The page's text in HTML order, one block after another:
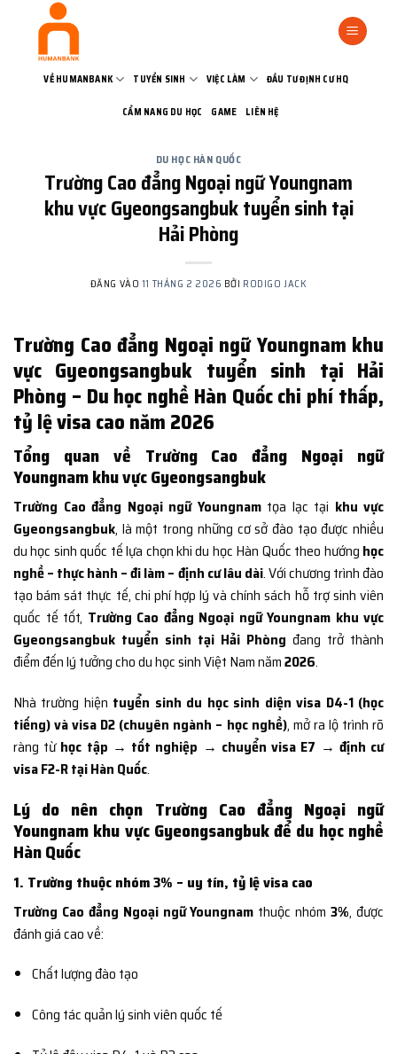
VỀ HUMANBANK TUYỂN SINH VIỆC LÀM ĐẦU TƯ ĐỊNH CƯ HQ
CẨM NANG DU HỌC GAME LIÊN HỆ
DU HỌC HÀN QUỐC
Trường Cao đẳng Ngoại ngữ Youngnam
khu vực Gyeongsangbuk tuyển sinh tại
Hải Phòng
ĐĂNG VÀO 11 THÁNG 2 2026 BỞI RODIGO JACK
Trường Cao đẳng Ngoại ngữ Youngnam khu
vực Gyeongsangbuk tuyển sinh tại Hải
Phòng – Du học nghề Hàn Quốc chi phí thấp,
tỷ lệ visa cao năm 2026
Tổng quan về Trường Cao đẳng Ngoại ngữ
Youngnam khu vực Gyeongsangbuk
Trường Cao đẳng Ngoại ngữ Youngnamtọa lạc tại khu vực
Gyeongsangbuk, là một trong những cơ sở đào tạo được nhiều
du học sinh quốc tế lựa chọn khi du học Hàn Quốc theo hướng học
nghề – thực hành – đi làm – định cư lâu dài. Với chương trình đào
tạo bám sát thực tế, chi phí hợp lý và chính sách hỗ trợ sinh viên
quốc tế tốt, Trường Cao đẳng Ngoại ngữ Youngnam khu vực
Gyeongsangbuk tuyển sinh tại Hải Phòng đang trở thành
điểm đến lý tưởng cho du học sinh Việt Nam năm2026.
Nhà trường hiện tuyển sinh du học sinh diện visa D4-1 (học
tiếng) và visa D2 (chuyên ngành – học nghề), mở ra lộ trình rõ
ràng từ học tập → tốt nghiệp → chuyển visa E7 → định cư
visa F2-R tại Hàn Quốc.
Lý do nên chọn Trường Cao đẳng Ngoại ngữ
Youngnam khu vực Gyeongsangbuk để du học nghề
Hàn Quốc
1. Trường thuộc nhóm 3% – uy tín, tỷ lệ visa cao
Trường Cao đẳng Ngoại ngữ Youngnam thuộc nhóm3%, được
đánh giá cao về:
Chất lượng đào tạo
Công tác quản lý sinh viên quốc tế